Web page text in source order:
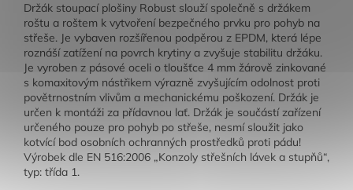
Držák stoupací plošiny Robust slouží společně s držákem
roštu a roštem k vytvoření bezpečného prvku pro pohyb na
střeše. Je vybaven rozšířenou podpěrou z EPDM, která lépe
roznáší zatížení na povrch krytiny a zvyšuje stabilitu držáku.
Je vyroben z pásové oceli o tloušťce 4 mm žárově zinkované
s komaxitovým nástřikem výrazně zvyšujícím odolnost proti
povětrnostním vlivům a mechanickému poškození. Držák je
určen k montáži za přídavnou lať. Držák je součástí zařízení
určeného pouze pro pohyb po střeše, nesmí sloužit jako
kotvící bod osobních ochranných prostředků proti pádu!
Výrobek dle EN 516:2006 „Konzoly střešních lávek a stupňů“,
typ: třída 1.